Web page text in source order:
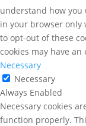
understand how you
in your browser only
to opt-out of these
cookies may have
Necessary
Necessary
Always Enabled
Necessary cookies
function properly.